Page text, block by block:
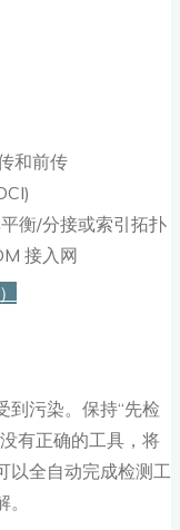
和前传
衡/分接或索引拓扑
接入网
到污染。保持“先检
有正确的工具，将
以全自动完成检测工